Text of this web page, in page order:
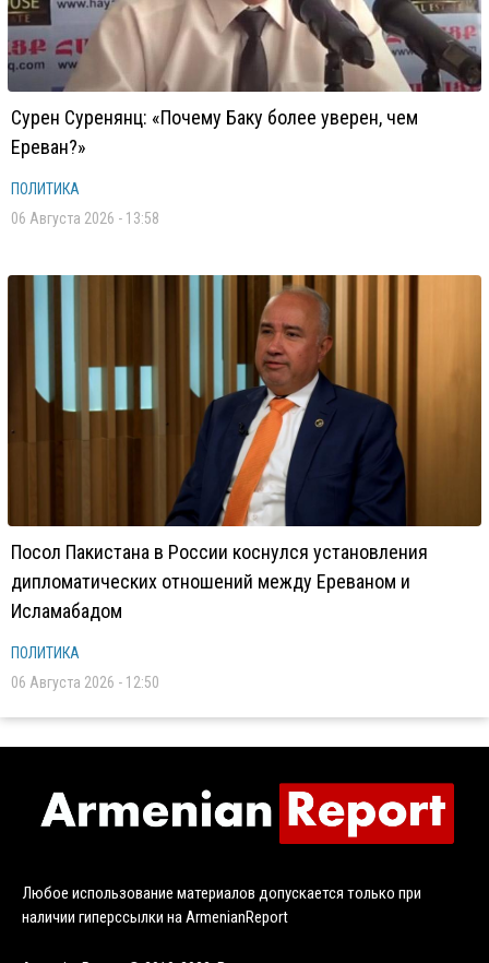
Сурен Суренянц: «Почему Баку более уверен, чем
Ереван?»
ПОЛИТИКА
06 Августа 2026 - 13:58
Посол Пакистана в России коснулся установления
дипломатических отношений между Ереваном и
Исламабадом
ПОЛИТИКА
06 Августа 2026 - 12:50
Любое использование материалов допускается только при
наличии гиперссылки на ArmenianReport